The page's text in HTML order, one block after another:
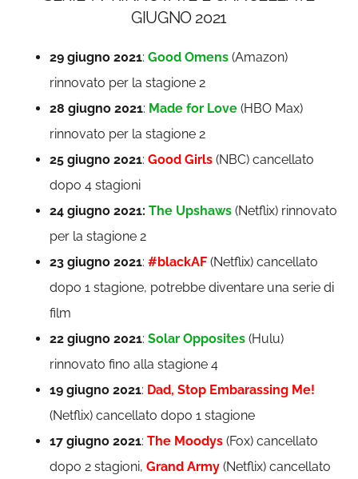
GIUGNO 2021
29 giugno 2021:Good Omens (Amazon)
rinnovato per la stagione 2
28 giugno 2021: Made for Love (HBO Max)
rinnovato per la stagione 2
25 giugno 2021:Good Girls (NBC) cancellato
dopo 4 stagioni
24 giugno 2021:The Upshaws (Netflix) rinnovato
per la stagione 2
23 giugno 2021:#blackAF(Netflix) cancellato
dopo 1 stagione, potrebbe diventare una serie di
film
22 giugno 2021:Solar Opposites (Hulu)
rinnovato fino alla stagione 4
19 giugno 2021: Dad, Stop Embarassing Me!
(Netflix) cancellato dopo 1 stagione
17 giugno 2021:The Moodys (Fox) cancellato
dopo 2 stagioni,Grand Army (Netflix) cancellato